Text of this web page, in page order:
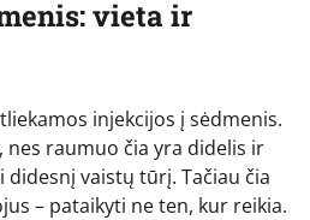
vieta ir
injekcijos į sėdmenis.
nes raumuo čia yra didelis ir
vaistų tūrį. Tačiau čia
– pataikyti ne ten, kur reikia.